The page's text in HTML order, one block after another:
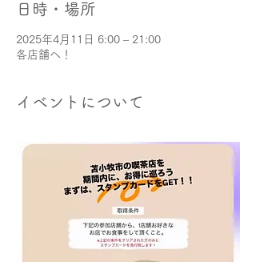
日時・場所
2025年4月11日 6:00 – 21:00
各店舗へ！
イベントについて